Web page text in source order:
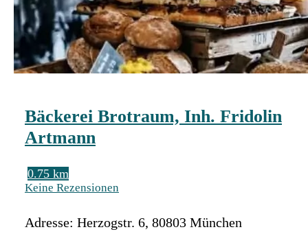
Bäckerei Brotraum, Inh. Fridolin
Artmann
0.75 km
Keine Rezensionen
Adresse: Herzogstr. 6, 80803 München